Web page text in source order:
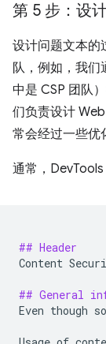
第 5 步：设
设计问题文本的
队，例如，我们
中是 CSP 团队
们负责设计
常会经过一些优
通常，
## Header
Content
## General
Even though